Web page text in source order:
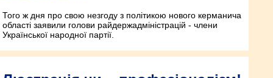
Того ж дня про свою незгоду з політикою нового керманича
області заявили голови райдержадміністрацій - члени
Української народної партії.